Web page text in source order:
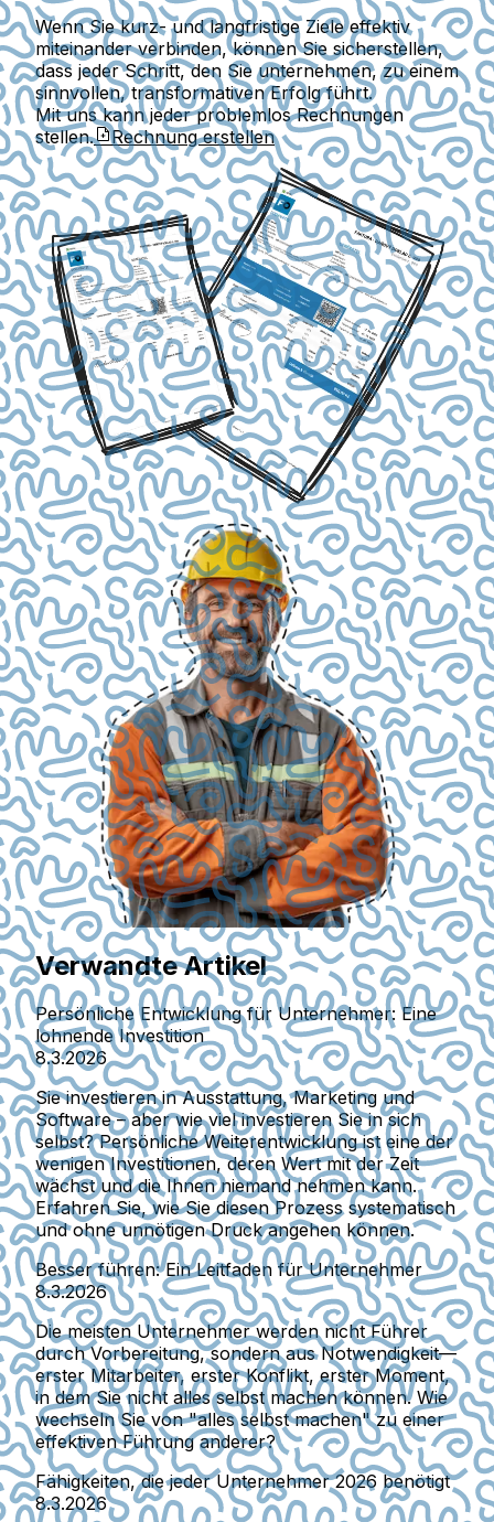
Wenn Sie kurz- und langfristige Ziele effektiv
miteinander verbinden, können Sie sicherstellen,
dass jeder Schritt, den Sie unternehmen, zu einem
sinnvollen, transformativen Erfolg führt.
Mit uns kann jeder problemlos Rechnungen
stellen.
Rechnung erstellen
Verwandte Artikel
Persönliche Entwicklung für Unternehmer: Eine
lohnende Investition
8.3.2026
Sie investieren in Ausstattung, Marketing und
Software – aber wie viel investieren Sie in sich
selbst? Persönliche Weiterentwicklung ist eine der
wenigen Investitionen, deren Wert mit der Zeit
wächst und die Ihnen niemand nehmen kann.
Erfahren Sie, wie Sie diesen Prozess systematisch
und ohne unnötigen Druck angehen können.
Besser führen: Ein Leitfaden für Unternehmer
8.3.2026
Die meisten Unternehmer werden nicht Führer
durch Vorbereitung, sondern aus Notwendigkeit—
erster Mitarbeiter, erster Konflikt, erster Moment,
in dem Sie nicht alles selbst machen können. Wie
wechseln Sie von "alles selbst machen" zu einer
effektiven Führung anderer?
Fähigkeiten, die jeder Unternehmer 2026 benötigt
8.3.2026